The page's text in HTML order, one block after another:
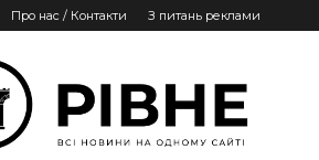
Про нас / Контакти З питань реклами